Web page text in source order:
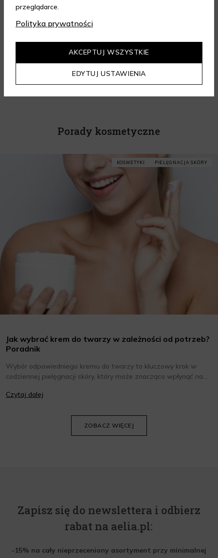
Opinia z dnia 05.08.2026 r.
4.95/ 5.00
Wszystkie opinie
Porady kosmetyczne
KOSMETYKI PIELĘGNACJA SKÓRY
Jak wybrać krem do twarzy w zależności od potrzeb?
Poradnik
Wybór odpowiedniego kremu do twarzy to kluczowy krok w
codziennej pielęgnacji skóry, który może znacząco wpłynąć na
oraz wiedzieć, jak dopasować je do potrzeb własnej skóry.
Czytaj dalej
ZOBACZ WIĘCEJ
Zapisz się do newslettera i odbierz
rabat na aelia.pl:
-15% na cały nieprzeceniony asortyment przy minimalnej
przeglądarce.
Polityka prywatności
EDYTUJ USTAWIENIA
AKCEPTUJ WSZYSTKIE